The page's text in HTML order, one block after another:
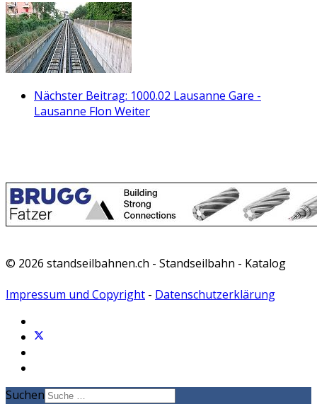
Nächster Beitrag: 1000.02 Lausanne Gare -
Lausanne Flon Weiter
© 2026 standseilbahnen.ch - Standseilbahn - Katalog
Impressum und Copyright - Datenschutzerklärung
Suchen